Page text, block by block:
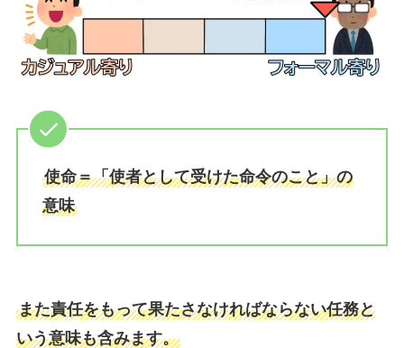
使命＝「使者として受けた命令のこと」の
意味
また責任をもって果たさなければならない任務と
いう意味も含みます。